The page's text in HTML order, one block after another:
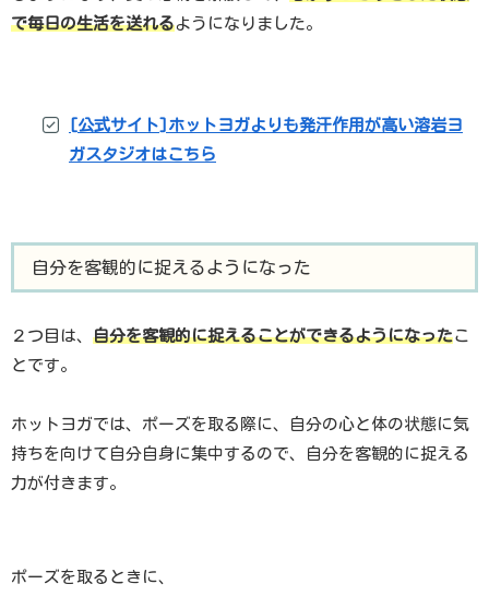
で毎日の生活を送れるようになりました。
[公式サイト]ホットヨガよりも発汗作用が高い溶岩ヨ
ガスタジオはこちら
自分を客観的に捉えるようになった
２つ目は、 自分を客観的に捉えることができるようになったこ
とです。
ホットヨガでは、ポーズを取る際に、自分の心と体の状態に気
持ちを向けて自分自身に集中するので、自分を客観的に捉える
力が付きます。
ポーズを取るときに、